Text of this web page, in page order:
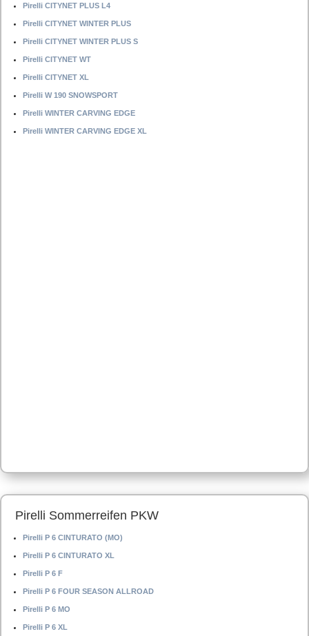
Pirelli CITYNET PLUS L4
Pirelli CITYNET WINTER PLUS
Pirelli CITYNET WINTER PLUS S
Pirelli CITYNET WT
Pirelli CITYNET XL
Pirelli W 190 SNOWSPORT
Pirelli WINTER CARVING EDGE
Pirelli WINTER CARVING EDGE XL
Pirelli Sommerreifen PKW
Pirelli P 6 CINTURATO (MO)
Pirelli P 6 CINTURATO XL
Pirelli P 6 F
Pirelli P 6 FOUR SEASON ALLROAD
Pirelli P 6 MO
Pirelli P 6 XL